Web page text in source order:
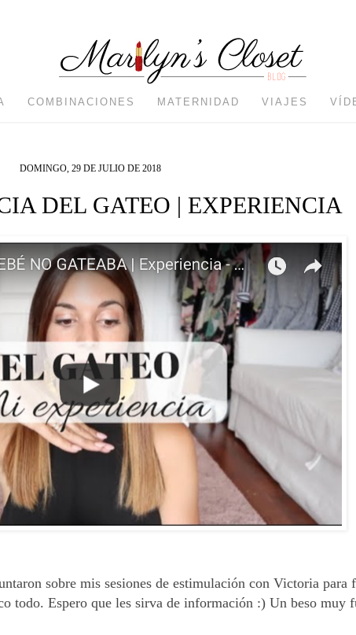
COMBINACIONES MATERNIDAD VIAJES
DOMINGO, 29 DE JULIO DE 2018
DEL GATEO | EXPERIENCIA
sobre mis sesiones de estimulación con Victoria para
todo. Espero que les sirva de información :) Un beso muy